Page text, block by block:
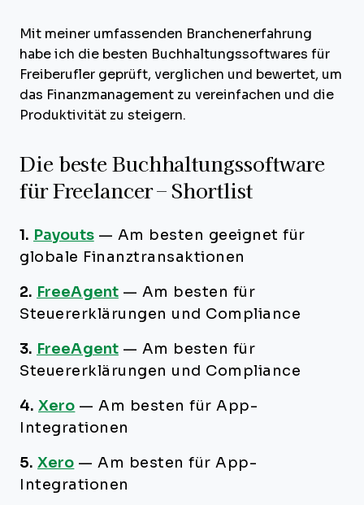
Mit meiner umfassenden Branchenerfahrung
habe ich die besten Buchhaltungssoftwares für
Freiberufler geprüft, verglichen und bewertet, um
das Finanzmanagement zu vereinfachen und die
Produktivität zu steigern.
Die beste Buchhaltungssoftware
für Freelancer – Shortlist
1. Payouts — Am besten geeignet für
globale Finanztransaktionen
2. FreeAgent — Am besten für
Steuererklärungen und Compliance
3. FreeAgent — Am besten für
Steuererklärungen und Compliance
4. Xero —Am besten für App-
Integrationen
5. Xero —Am besten für App-
Integrationen